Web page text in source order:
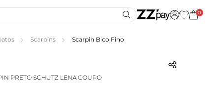
0
Scarpins Scarpin Bico Fino
PRETO SCHUTZ LENA COURO